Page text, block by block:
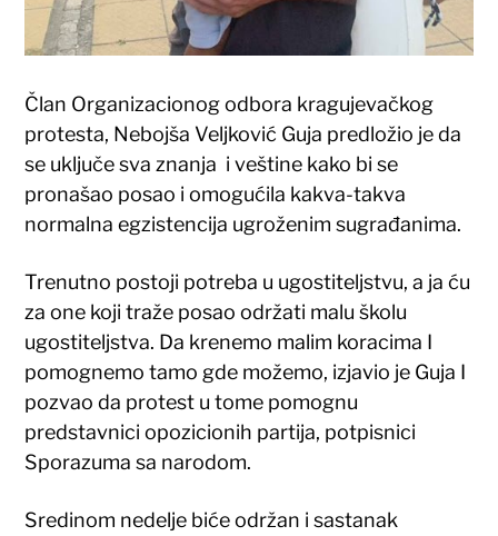
Član Organizacionog odbora kragujevačkog
protesta, Nebojša Veljković Guja predložio je da
se uključe sva znanja i veštine kako bi se
pronašao posao i omogućila kakva-takva
normalna egzistencija ugroženim sugrađanima.
Trenutno postoji potreba u ugostiteljstvu, a ja ću
za one koji traže posao održati malu školu
ugostiteljstva. Da krenemo malim koracima I
pomognemo tamo gde možemo, izjavio je Guja I
pozvao da protest u tome pomognu
predstavnici opozicionih partija, potpisnici
Sporazuma sa narodom.
Sredinom nedelje biće održan i sastanak